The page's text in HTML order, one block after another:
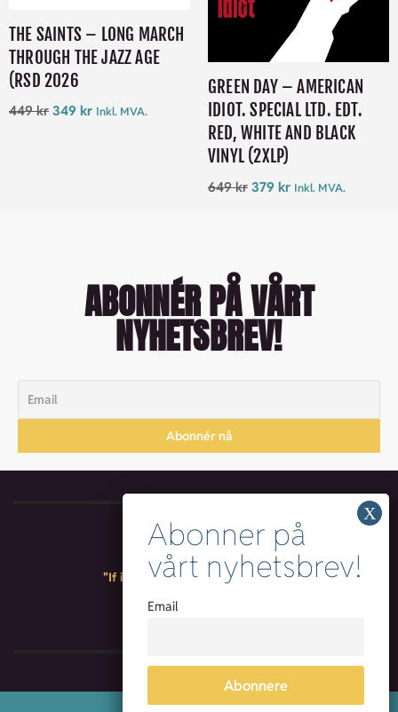
THE SAINTS – LONG MARCH
THROUGH THE JAZZ AGE
(RSD 2026
449kr 349 kr Inkl. MVA.
GREEN DAY – AMERICAN
IDIOT. SPECIAL LTD. EDT.
RED, WHITE AND BLACK
VINYL (2XLP)
649kr 379 kr Inkl. MVA.
ABONNÉR PÅ VÅRT
NYHETSBREV!
"If it ain't New Noise, it's just noise"
Email